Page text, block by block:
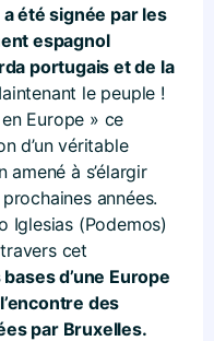
été signée par les
espagnol
portugais et de la
le peuple !
Europe » ce
d’un véritable
à s’élargir
années.
Iglesias (Podemos)
cet
d’une Europe
des
par Bruxelles.